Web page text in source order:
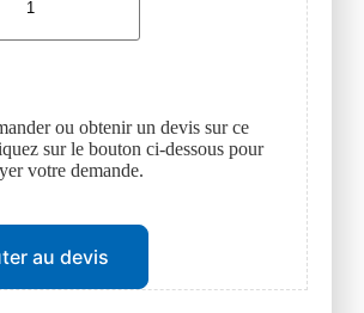
ou obtenir un devis sur ce
sur le bouton ci-dessous pour
votre demande.
au devis